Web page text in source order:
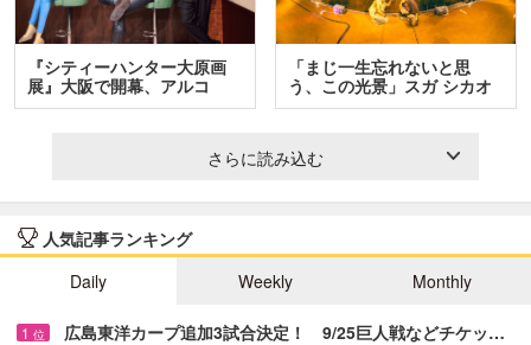
『シティーハンター大原画
展』大阪で開幕、アルコ
＆…
「まじ一生忘れないと思
う、この光景」スガ シカオ
と…
さらに読み込む
人気記事ランキング
Daily
Weekly Monthly
1 位 広島東洋カープ追加3試合決定！ 9/25巨人戦などチケッ…